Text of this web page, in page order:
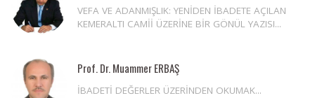
VEFA VE ADANMIŞLIK: YENİDEN İBADETE AÇILAN
KEMERALTI CAMİİ ÜZERİNE BİR GÖNÜL YAZISI...
Prof. Dr. Muammer ERBAŞ
İBADETİ DEĞERLER ÜZERİNDEN OKUMAK...